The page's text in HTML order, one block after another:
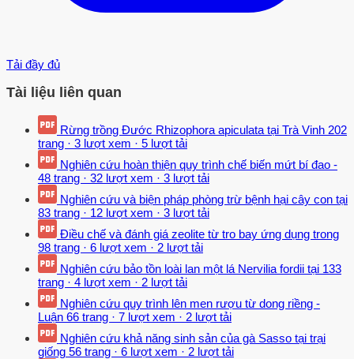
Tải đầy đủ
Tài liệu liên quan
Rừng trồng Đước Rhizophora apiculata tại Trà Vinh 202
trang · 3 lượt xem · 5 lượt tải
Nghiên cứu hoàn thiện quy trình chế biến mứt bí đao -
48 trang · 32 lượt xem · 3 lượt tải
Nghiên cứu và biện pháp phòng trừ bệnh hại cây con tại
83 trang · 12 lượt xem · 3 lượt tải
Điều chế và đánh giá zeolite từ tro bay ứng dụng trong
98 trang · 6 lượt xem · 2 lượt tải
Nghiên cứu bảo tồn loài lan một lá Nervilia fordii tại 133
trang · 4 lượt xem · 2 lượt tải
Nghiên cứu quy trình lên men rượu từ dong riềng -
Luận 66 trang · 7 lượt xem · 2 lượt tải
Nghiên cứu khả năng sinh sản của gà Sasso tại trại
giống 56 trang · 6 lượt xem · 2 lượt tải